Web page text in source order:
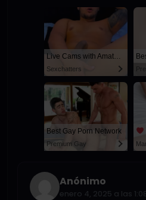
Live Cams with Amateur Men
Sexchatters
Best Gay Porn Network
Premium Gay
Anónimo
enero 4, 2025 a las